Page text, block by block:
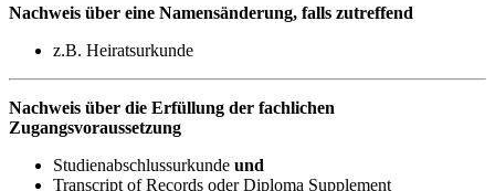
Nachweis über eine Namensänderung, falls zutreffend
z.B. Heiratsurkunde
Nachweis über die Erfüllung der fachlichen
Zugangsvoraussetzung
Studienabschlussurkunde und
Transcript of Records oder Diploma Supplement